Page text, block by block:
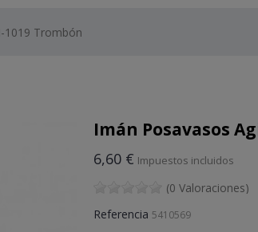
1019 Trombón
Imán Posavasos
6,60 € Impuestos incluidos
(0 Valoraciones)
Referencia 5410569